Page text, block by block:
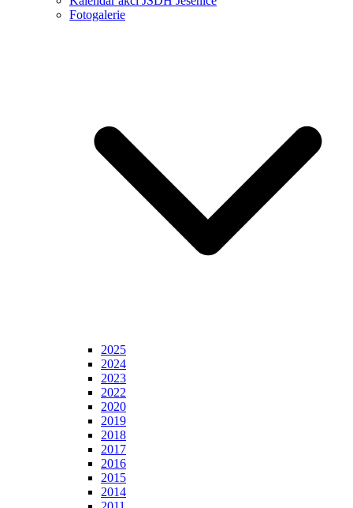
Fotogalerie
2025
2024
2023
2022
2020
2019
2018
2017
2016
2015
2014